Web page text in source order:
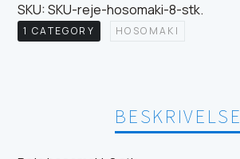
antal
SKU:SKU-reje-hosomaki-8-stk.
1 CATEGORY HOSOMAKI
BESKRIVELSE